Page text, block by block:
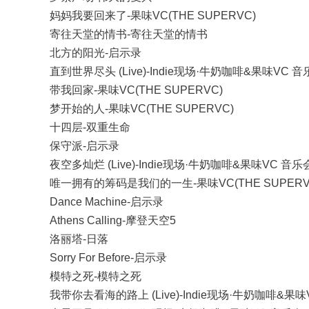
妈妈我要回来了-果味VC(THE SUPERVC)
寄往天堂的情书-寄往天堂的情书
北方的阳光-启示录
直到世界尽头 (Live)-Indie现场·牛奶咖啡&果味VC 音
带我回家-果味VC(THE SUPERVC)
梦开始的人-果味VC(THE SUPERVC)
十四层-双重生命
保守派-启示录
夜空多灿烂 (Live)-Indie现场·牛奶咖啡&果味VC 音乐
唯一拥有的筹码是我们的一生-果味VC(THE
Dance Machine-启示录
Athens Calling-摩登天空5
洛丽塔-日落
Sorry For Before-启示录
模特之死-模特之死
我带你去看海的路上 (Live)-Indie现场·牛奶咖啡&果